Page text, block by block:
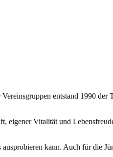
entstand 1990
Vitalität und
kann. Auch für die